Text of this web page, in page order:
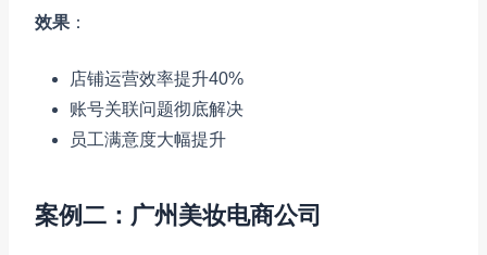
效果 ：
店铺运营效率提升40%
账号关联问题彻底解决
员工满意度大幅提升
案例二：广州美妆电商公司